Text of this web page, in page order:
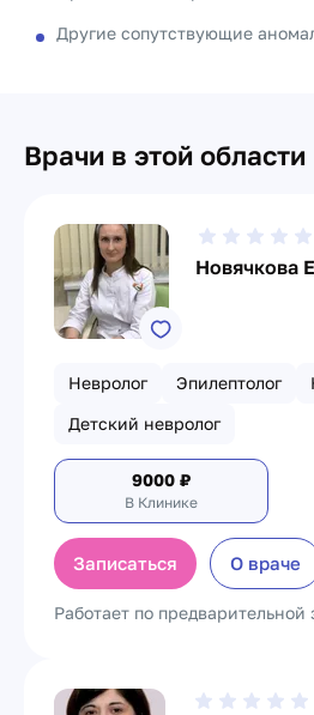
Другие сопутствующие
Врачи в этой области
Новячкова
Невролог Эпилептолог
Детский невролог
9000 ₽
В Клинике
Записаться О враче
Работает по предварительной